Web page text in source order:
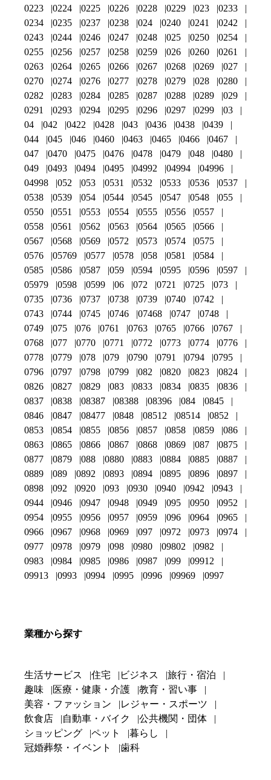
0223 0224 0225 0226 0228 0229 023
0233
0234
0235 0237 0238 024 0240 0241
0242
0243
0244 0246 0247 0248 025 0250
0254
0255
0256 0257 0258 0259 026 0260
0261
0263
0264 0265 0266 0267 0268 0269
027
0270
0274 0276 0277 0278 0279 028
0280
0282
0283 0284 0285 0287 0288 0289
029
0291
0293 0294 0295 0296 0297 0299
03
04
042 0422 0428 043 0436 0438
0439
044
045 046 0460 0463 0465 0466
0467
047
0470 0475 0476 0478 0479 048
0480
049
0493 0494 0495 04992 04994
04996
04998
052 053 0531 0532 0533 0536
0537
0538
0539 054 0544 0545 0547 0548
055
0550
0551 0553 0554 0555 0556
0557
0558
0561 0562 0563 0564 0565
0566
0567
0568 0569 0572 0573 0574
0575
0576
05769 0577 0578 058 0581
0584
0585
0586 0587 059 0594 0595 0596
0597
05979
0598 0599 06 072 0721 0725
073
0735
0736 0737 0738 0739 0740
0742
0743
0744 0745 0746 07468 0747
0748
0749
075 076 0761 0763 0765 0766
0767
0768
077 0770 0771 0772 0773 0774
0776
0778
0779 078 079 0790 0791 0794
0795
0796
0797 0798 0799 082 0820 0823
0824
0826
0827 0829 083 0833 0834 0835
0836
0837
0838 08387 08388 08396 084
0845
0846
0847 08477 0848 08512 08514
0852
0853
0854 0855 0856 0857 0858 0859
086
0863
0865 0866 0867 0868 0869 087
0875
0877
0879 088 0880 0883 0884 0885
0887
0889
089 0892 0893 0894 0895 0896
0897
0898
092 0920 093 0930 0940 0942
0943
0944
0946 0947 0948 0949 095 0950
0952
0954
0955 0956 0957 0959 096 0964
0965
0966
0967 0968 0969 097 0972 0973
0974
0977
0978 0979 098 0980 09802
0982
0983
0984 0985 0986 0987 099
09912
09913
0993 0994 0995 0996 09969 0997
業種から探す
生活サービス 住宅 ビジネス
旅行・宿泊
趣味
医療・健康・介護
教育・習い事
美容・ファッション
レジャー・スポーツ
飲食店
自動車・バイク
公共機関・団体
ショッピング
ペット
暮らし
冠婚葬祭・イベント
歯科